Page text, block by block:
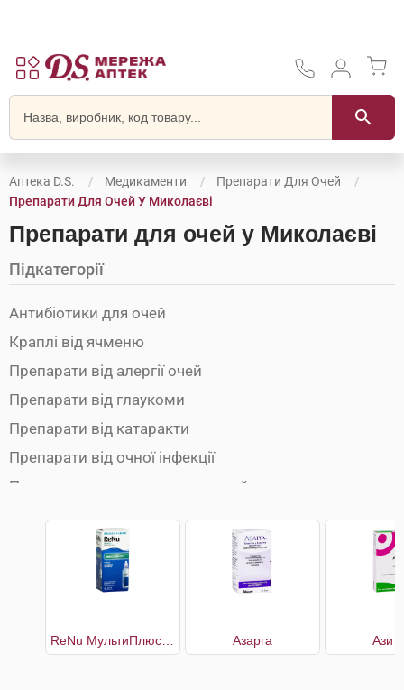
Аптека D.S. Медикаменти
Препарати Для Очей
Препарати Для Очей У Миколаєві
Препарати для очей у Миколаєві
Підкатегорії
Антибіотики для очей
Краплі від ячменю
Препарати від алергії очей
Препарати від глаукоми
Препарати від катаракти
Препарати від очної інфекції
Препарати для зволоження очей
Розчини для лінз
Азарга